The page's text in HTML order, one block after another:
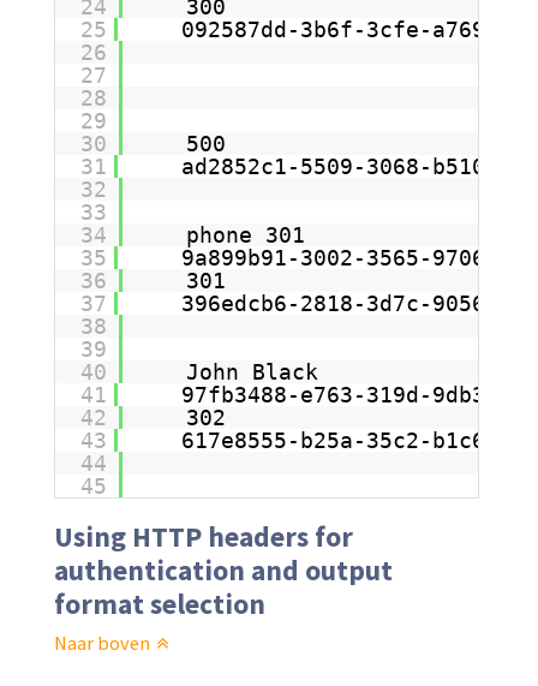
24
300
25
092587dd-3b6f-3cfe-a769-
26
27
28
29
30
500
31
ad2852c1-5509-3068-b510-
32
33
34
phone 301
35
9a899b91-3002-3565-9706-
36
301
37
396edcb6-2818-3d7c-9056-
38
39
40
John Black
41
97fb3488-e763-319d-9db3-
42
302
43
617e8555-b25a-35c2-b1c6-
44
45
Using HTTP headers for
authentication and output
format selection
Naar boven